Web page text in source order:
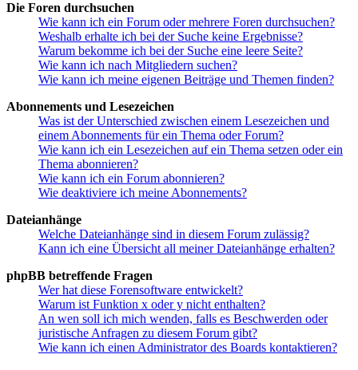
Die Foren durchsuchen
Wie kann ich ein Forum oder mehrere Foren durchsuchen?
Weshalb erhalte ich bei der Suche keine Ergebnisse?
Warum bekomme ich bei der Suche eine leere Seite?
Wie kann ich nach Mitgliedern suchen?
Wie kann ich meine eigenen Beiträge und Themen finden?
Abonnements und Lesezeichen
Was ist der Unterschied zwischen einem Lesezeichen und
einem Abonnements für ein Thema oder Forum?
Wie kann ich ein Lesezeichen auf ein Thema setzen oder ein
Thema abonnieren?
Wie kann ich ein Forum abonnieren?
Wie deaktiviere ich meine Abonnements?
Dateianhänge
Welche Dateianhänge sind in diesem Forum zulässig?
Kann ich eine Übersicht all meiner Dateianhänge erhalten?
phpBB betreffende Fragen
Wer hat diese Forensoftware entwickelt?
Warum ist Funktion x oder y nicht enthalten?
An wen soll ich mich wenden, falls es Beschwerden oder
juristische Anfragen zu diesem Forum gibt?
Wie kann ich einen Administrator des Boards kontaktieren?